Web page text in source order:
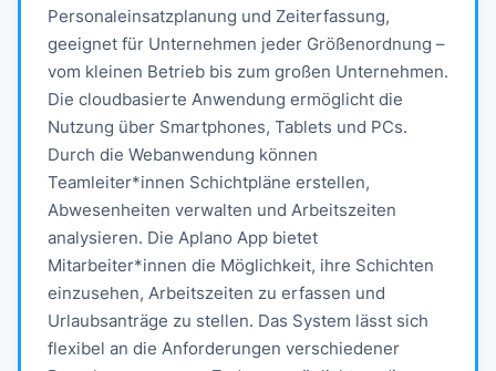
Personaleinsatzplanung und Zeiterfassung,
geeignet für Unternehmen jeder Größenordnung –
vom kleinen Betrieb bis zum großen Unternehmen.
Die cloudbasierte Anwendung ermöglicht die
Nutzung über Smartphones, Tablets und PCs.
Durch die Webanwendung können
Teamleiter*innen Schichtpläne erstellen,
Abwesenheiten verwalten und Arbeitszeiten
analysieren. Die Aplano App bietet
Mitarbeiter*innen die Möglichkeit, ihre Schichten
einzusehen, Arbeitszeiten zu erfassen und
Urlaubsanträge zu stellen. Das System lässt sich
flexibel an die Anforderungen verschiedener